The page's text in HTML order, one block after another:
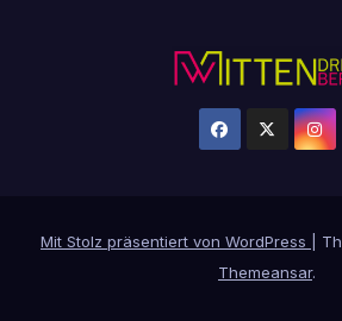
Mit Stolz präsentiert von WordPress
Themeansar.